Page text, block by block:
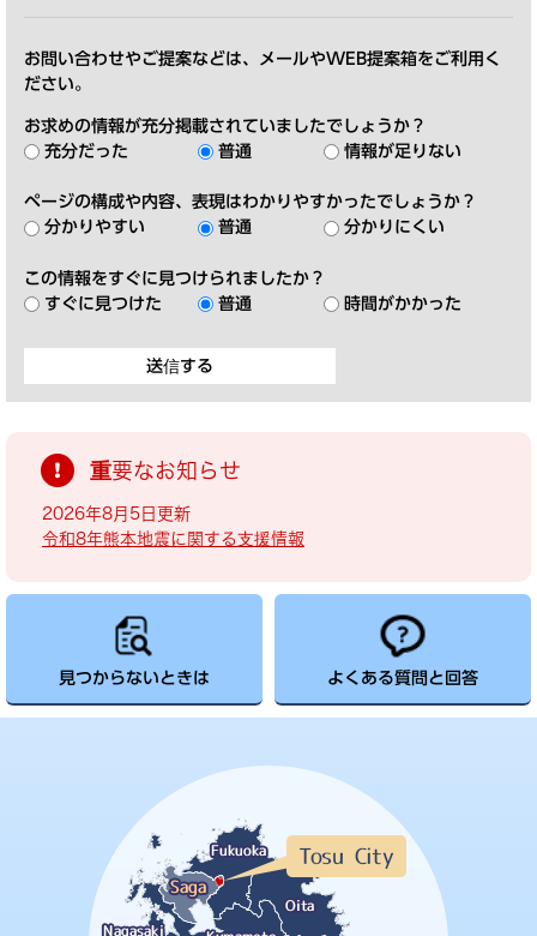
お問い合わせやご提案などは、メールやWEB提案箱をご利用く
ださい。
お求めの情報が充分掲載されていましたでしょうか？
充分だった
普通 情報が足りない
ページの構成や内容、表現はわかりやすかったでしょうか？
分かりやすい
普通 分かりにくい
この情報をすぐに見つけられましたか？
すぐに見つけた
普通 時間がかかった
重要なお知らせ
2026年8月5日更新
令和8年熊本地震に関する支援情報
見つからないときは よくある質問と回答